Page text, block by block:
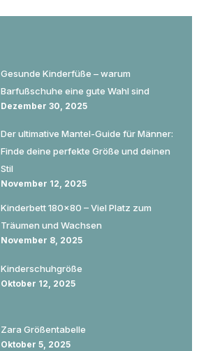
Gesunde Kinderfüße – warum
Barfußschuhe eine gute Wahl sind
Dezember 30, 2025
Der ultimative Mantel-Guide für Männer:
Finde deine perfekte Größe und deinen
Stil
November 12, 2025
Kinderbett 180×80 – Viel Platz zum
Träumen und Wachsen
November 8, 2025
Kinderschuhgröße
Oktober 12, 2025
Zara Größentabelle
Oktober 5, 2025